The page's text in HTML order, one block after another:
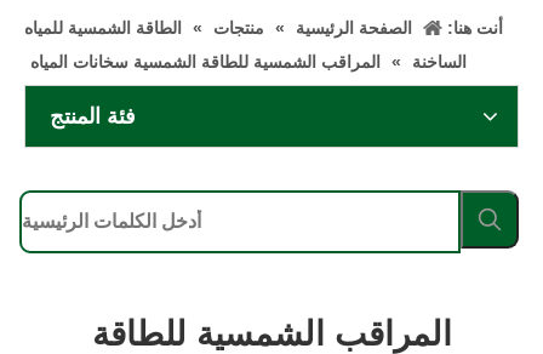
أنت هنا: الصفحة الرئيسية » منتجات »
الطاقة الشمسية للمياه
الساخنة
» المراقب الشمسية للطاقة الشمسية سخانات المياه
فئة المنتج
المراقب الشمسية للطاقة